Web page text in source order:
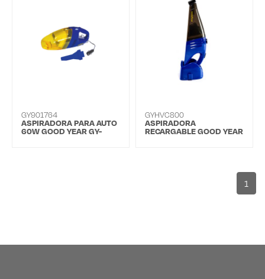
GY901764
ASPIRADORA PARA AUTO
60W GOOD YEAR GY-
GYHVC800
ASPIRADORA
RECARGABLE GOOD YEAR
1